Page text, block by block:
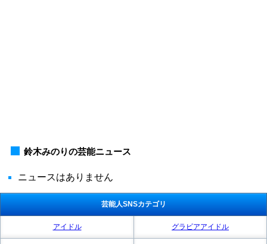
鈴木みのりの芸能ニュース
ニュースはありません
芸能人SNSカテゴリ
アイドル グラビアアイドル